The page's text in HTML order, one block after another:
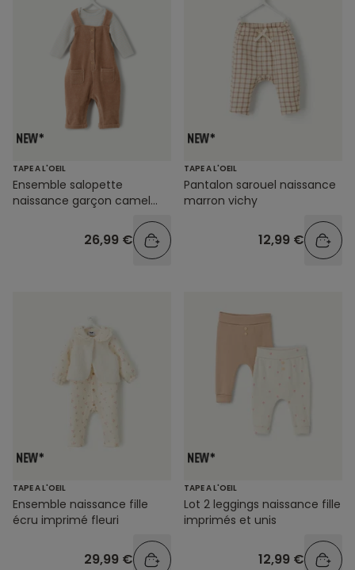
TAPE A L'OEIL
Ensemble salopette
naissance garçon camel
26,99 €
TAPE A L'OEIL
Pantalon sarouel naissance
marron vichy
12,99 €
TAPE A L'OEIL
Ensemble naissance fille
écru imprimé fleuri
29,99 €
TAPE A L'OEIL
Lot 2 leggings naissance fille
imprimés et unis
12,99 €